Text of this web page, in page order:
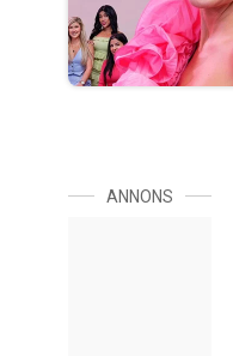
ANNONS